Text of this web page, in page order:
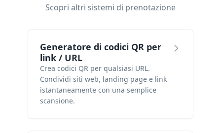
Scopri altri sistemi di prenotazione
Generatore di codici QR per
link / URL
Crea codici QR per qualsiasi URL.
Condividi siti web, landing page e link
istantaneamente con una semplice
scansione.